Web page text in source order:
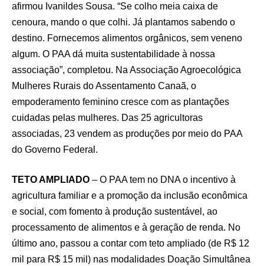
afirmou Ivanildes Sousa. “Se colho meia caixa de
cenoura, mando o que colhi. Já plantamos sabendo o
destino. Fornecemos alimentos orgânicos, sem veneno
algum. O PAA dá muita sustentabilidade à nossa
associação”, completou. Na Associação Agroecológica
Mulheres Rurais do Assentamento Canaã, o
empoderamento feminino cresce com as plantações
cuidadas pelas mulheres. Das 25 agricultoras
associadas, 23 vendem as produções por meio do PAA
do Governo Federal.
TETO AMPLIADO – O PAA tem no DNA o incentivo à
agricultura familiar e a promoção da inclusão econômica
e social, com fomento à produção sustentável, ao
processamento de alimentos e à geração de renda. No
último ano, passou a contar com teto ampliado (de R$ 12
mil para R$ 15 mil) nas modalidades Doação Simultânea